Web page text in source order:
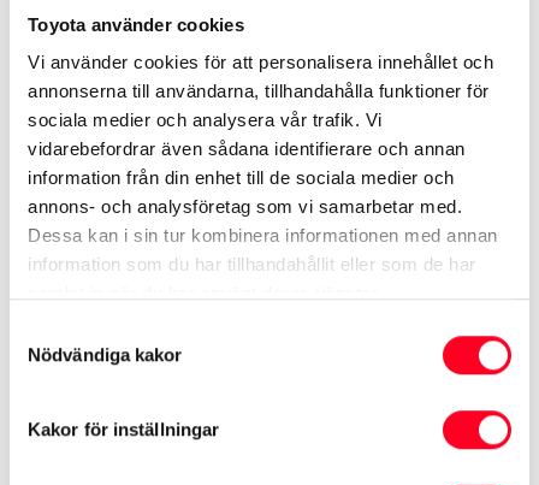
Toyota använder cookies
Vi använder cookies för att personalisera innehållet och
annonserna till användarna, tillhandahålla funktioner för
sociala medier och analysera vår trafik. Vi
vidarebefordrar även sådana identifierare och annan
information från din enhet till de sociala medier och
annons- och analysföretag som vi samarbetar med.
Dessa kan i sin tur kombinera informationen med annan
information som du har tillhandahållit eller som de har
Nödvändiga kakor
Kakor för inställningar
5 års hybridgaranti
För Toyotas hybridbilar gäller dessutom 5 års alt 100
000 kilometers garanti på följande fyra
hybridkomponenter, högvoltsbatteri, högvoltsbatteri-
ECU, hybrid-ECU och spänningsomvandlare/likriktare
personbilar)